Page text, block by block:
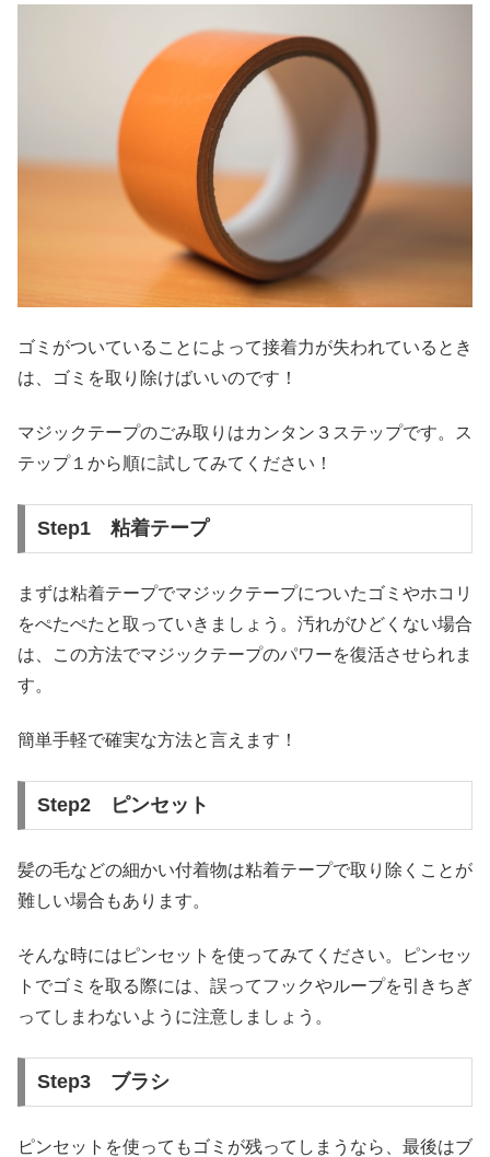
ゴミがついていることによって接着力が失われているとき
は、ゴミを取り除けばいいのです！
マジックテープのごみ取りはカンタン３ステップです。ス
テップ１から順に試してみてください！
Step1 粘着テープ
まずは粘着テープでマジックテープについたゴミやホコリ
をぺたぺたと取っていきましょう。汚れがひどくない場合
は、この方法でマジックテープのパワーを復活させられま
す。
簡単手軽で確実な方法と言えます！
Step2 ピンセット
髪の毛などの細かい付着物は粘着テープで取り除くことが
難しい場合もあります。
そんな時にはピンセットを使ってみてください。ピンセッ
トでゴミを取る際には、誤ってフックやループを引きちぎ
ってしまわないように注意しましょう。
Step3 ブラシ
ピンセットを使ってもゴミが残ってしまうなら、最後はブ